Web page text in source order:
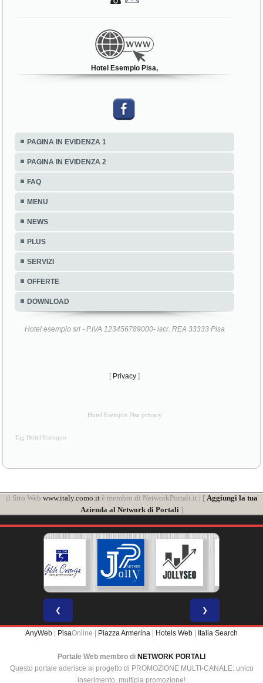
Hotel Esempio Pisa,
PAGINA IN EVIDENZA 1
PAGINA IN EVIDENZA 2
FAQ
MENU
NEWS
PLUS
SERVIZI
OFFERTE
DOWNLOAD
Hotel esempio srl - P.IVA 123456789000- iscr. REA 33333 Pisa
[ Privacy ]
Hotel Esempio Pisa privacy
Tag Hotel Esempio
il Sito Web www.italy.como.itè membro di NetworkPortali.it | [ Aggiungi la tua
Azienda al Network di Portali ]
❮ ❯
AnyWeb PisaOnline | Piazza Armerina Hotels Web Italia Search
Portale Web membro di NETWORK PORTALI
Questo portale aderisce al progetto di PROMOZIONE MULTI-CANALE: unico
inserimento, multipla promozione!